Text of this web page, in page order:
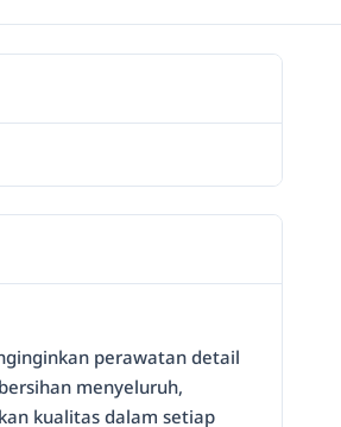
perawatan detail
menyeluruh,
kualitas dalam setiap